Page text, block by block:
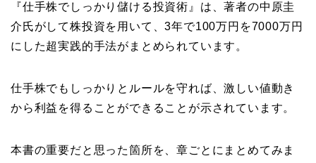
『仕手株でしっかり儲ける投資術』は、著者の中原圭
介氏がして株投資を用いて、3年で100万円を7000万円
にした超実践的手法がまとめられています。
仕手株でもしっかりとルールを守れば、激しい値動き
から利益を得ることができることが示されています。
本書の重要だと思った箇所を、章ごとにまとめてみま